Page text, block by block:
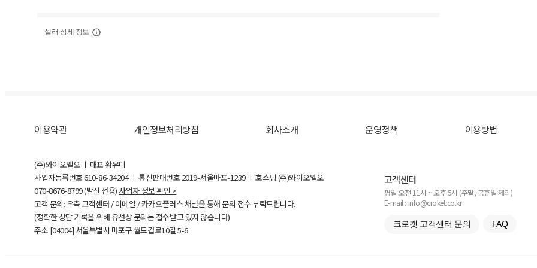
셀러 상세 정보
이용약관 개인정보처리방침 회사소개 운영정책 이용방법
(주)와이오엘오 ㅣ 대표 황유미
사업자등록번호610-86-34204ㅣ 통신판매번호 2019-서울마포-1239 ㅣ 호스팅 (주)와이오엘오
070-8676-8799 (발신 전용) 사업자 정보 확인 >
고객 문의: 우측 고객센터 / 이메일 / 카카오플러스 채널을 통해 문의 접수 부탁드립니다.
(정확한 상담 기록을 위해 유선상 문의는 접수받고 있지 않습니다)
주소 [04004] 서울특별시 마포구 월드컵로10길5-6
고객센터
평일 오전 11시 ~ 오후 5시 (주말, 공휴일 제외)
E-mail : info@croket.co.kr
크로켓 고객센터 문의 FAQ